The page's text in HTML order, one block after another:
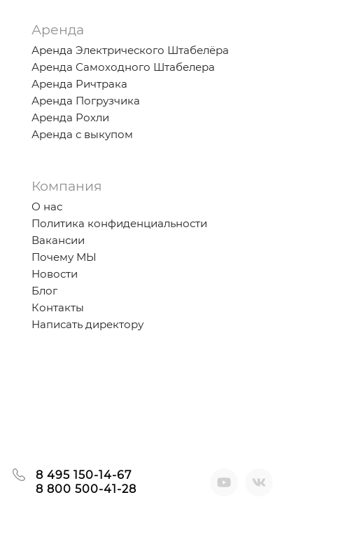
Аренда
Аренда Электрического Штабелёра
Аренда Самоходного Штабелера
Аренда Ричтрака
Аренда Погрузчика
Аренда Рохли
Аренда с выкупом
Компания
О нас
Политика конфиденциальности
Вакансии
Почему МЫ
Новости
Блог
Контакты
Написать директору
8 495 150-14-67
8 800 500-41-28